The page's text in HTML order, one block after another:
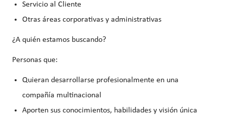
Servicio al Cliente
Otras áreas corporativas y administrativas
¿A quién estamos buscando?
Personas que:
Quieran desarrollarse profesionalmente en una
compañía multinacional
Aporten sus conocimientos, habilidades y visión única